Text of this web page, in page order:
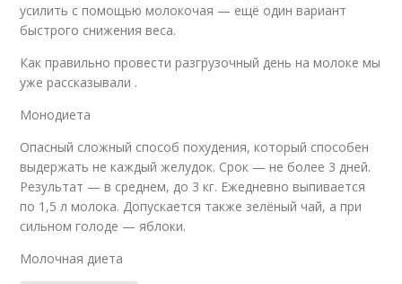
усилить с помощью молокочая — ещё один вариант
быстрого снижения веса.
Как правильно провести разгрузочный день на молоке мы
уже рассказывали .
Монодиета
Опасный сложный способ похудения, который способен
выдержать не каждый желудок. Срок — не более 3 дней.
Результат — в среднем, до 3 кг. Ежедневно выпивается
по 1,5 л молока. Допускается также зелёный чай, а при
сильном голоде — яблоки.
Молочная диета